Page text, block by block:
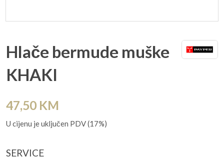
Hlače bermude muške
KHAKI
47,50 KM
U cijenu je uključen PDV (17%)
SERVICE